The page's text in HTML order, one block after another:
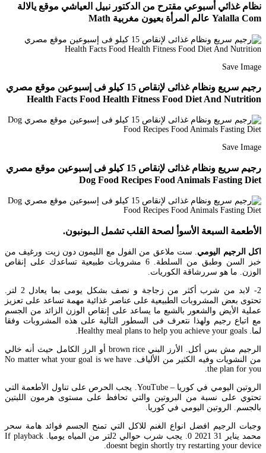
نظام غذائي أسبوعي مقترح من الدكتور نبيل العياشي موقع يالالة
Yalalla Com عالم المرأة بعيون مغربية Math
Save Image
رجيم سريع ونظام غذائى لإنقاص 15 كيلو فى إسبوعين موقع مصري
Health Facts Food Health Fitness Food Diet And Nutrition
Save Image
رجيم سريع ونظام غذائى لإنقاص 15 كيلو فى إسبوعين موقع مصري
Dog Food Recipes Food Animals Fasting Diet
الأطعمة السبعة الأسوأ لصحة القلب تشمل الـبونبون.
اكل الرجيم اليومي . ست ملاعق من الفول مع الليمون دون زيت ورغيف من
خبز السن وطبق من السلطة. 6 مشروبات طبيعية تساعدك على إنقاص
الوزن. ما هو سررشاقة الكوريات.
2- لابد من شرب أكثر من زجاجة و نصف بشكل يومى بما يعادل 2 لتر.
تحتوى بعض المشروبات الطبيعية على عناصر غذائية مهمة تساعد على تعزيز
عملية الأيض والشعور بالشبع ما يساعد على إنقاص الوزن الزائد من الجسم
مع اتباع رجيم ولهذا نتعرف فى السطور التالية على هذه المشروبات وفقا
لما. Healthy meal plans to help you achieve your goals.
الرجيم مش بس أكل. الأرز البني brown rice أو الرز الكامل حيث أنه خالي
من النشويات وفيه الكثير من الألياف. No matter what your goal is we have
the plan for you.
الروتين اليومي في كوريا – YouTube. يجب الحرص على تناول الأطعمة التي
تحتوي على نسبة من البروتين والتي تحافظ على مستوى هرمون اللبتين
بالجسم. الروتين اليومي في كوريا.
وجبات الرجيم افضل انواع الغنم للاكل التي تمنح الجسم فوائد هامة سحر
محمد يناير 31 2021 0. يجب شرب حوالي 2لتر من المياه يوميا. If playback
doesnt begin shortly try restarting your device.